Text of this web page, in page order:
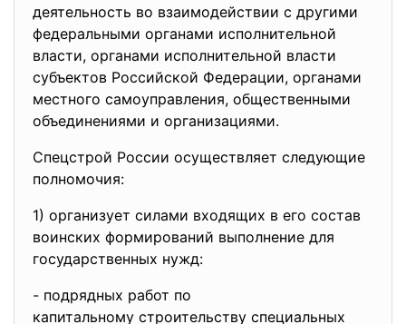
деятельность во взаимодействии с другими
федеральными органами исполнительной
власти, органами исполнительной власти
субъектов Российской Федерации, органами
местного самоуправления, общественными
объединениями и организациями.
Спецстрой России осуществляет следующие
полномочия:
1) организует силами входящих в его состав
воинских формирований выполнение для
государственных нужд:
- подрядных работ по
капитальному строительству специальных